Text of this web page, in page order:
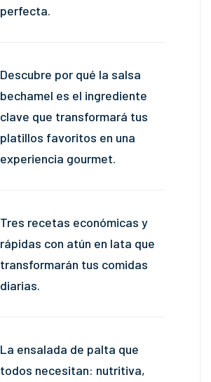
perfecta.
Descubre por qué la salsa
bechamel es el ingrediente
clave que transformará tus
platillos favoritos en una
experiencia gourmet.
Tres recetas económicas y
rápidas con atún en lata que
transformarán tus comidas
diarias.
La ensalada de palta que
todos necesitan: nutritiva,